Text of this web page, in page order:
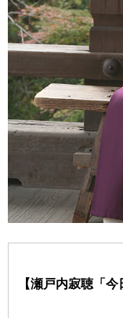
【瀬戸内寂聴「